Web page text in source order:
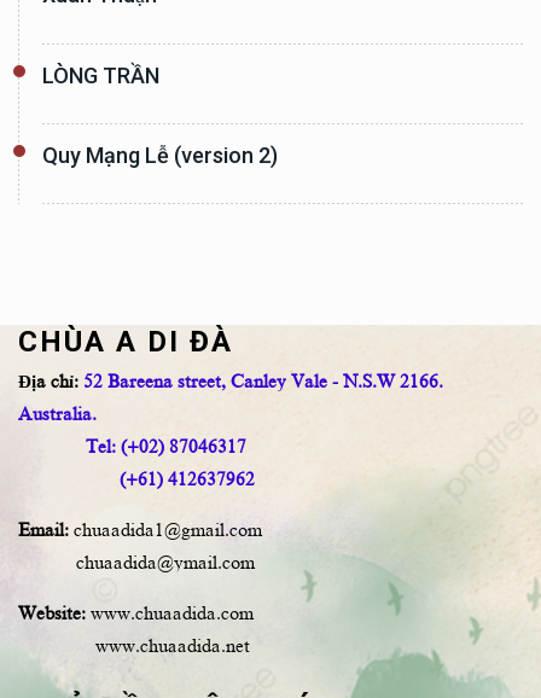
LÒNG TRẦN
Quy Mạng Lễ (version 2)
CHÙA A DI ĐÀ
Địa chỉ: 52 Bareena street, Canley Vale - N.S.W 2166.
Australia.
Tel: (+02) 87046317
(+61) 412637962
Email: chuaadida1@gmail.com
chuaadida@ymail.com
Website: www.chuaadida.com
www.chuaadida.net